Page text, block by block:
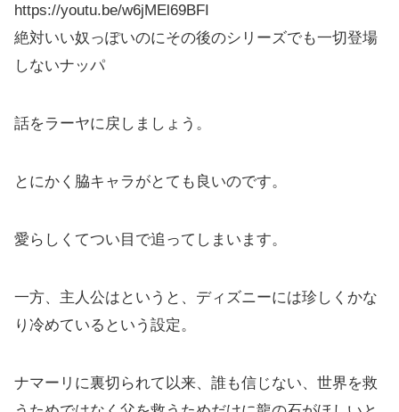
https://youtu.be/w6jMEl69BFI
絶対いい奴っぽいのにその後のシリーズでも一切登場
しないナッパ
話をラーヤに戻しましょう。
とにかく脇キャラがとても良いのです。
愛らしくてつい目で追ってしまいます。
一方、主人公はというと、ディズニーには珍しくかな
り冷めているという設定。
ナマーリに裏切られて以来、誰も信じない、世界を救